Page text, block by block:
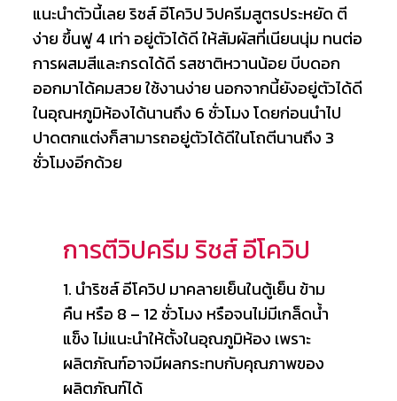
แนะนำตัวนี้เลย ริชส์ อีโควิป วิปครีมสูตรประหยัด ตี
ง่าย ขึ้นฟู 4 เท่า อยู่ตัวได้ดี ให้สัมผัสที่เนียนนุ่ม ทนต่อ
การผสมสีและกรดได้ดี รสชาติหวานน้อย บีบดอก
ออกมาได้คมสวย ใช้งานง่าย นอกจากนี้ยังอยู่ตัวได้ดี
ในอุณหภูมิห้องได้นานถึง 6 ชั่วโมง โดยก่อนนำไป
ปาดตกแต่งก็สามารถอยู่ตัวได้ดีในโถตีนานถึง 3
ชั่วโมงอีกด้วย
การตีวิปครีม ริชส์ อีโควิป
1. นำริชส์ อีโควิป มาคลายเย็นในตู้เย็น ข้าม
คืน หรือ 8 – 12 ชั่วโมง หรือจนไม่มีเกล็ดน้ำ
แข็ง ไม่แนะนำให้ตั้งในอุณภูมิห้อง เพราะ
ผลิตภัณฑ์อาจมีผลกระทบกับคุณภาพของ
ผลิตภัณฑ์ได้